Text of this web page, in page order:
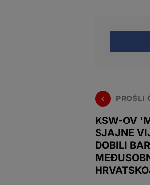
PROŠLI
KSW-OV
SJAJNE
DOBILI